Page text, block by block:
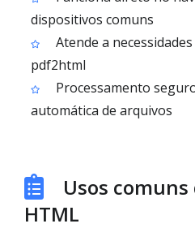
dispositivos comuns
Atende a
pdf2html
Processamento
automática de arquivos
Usos comuns
HTML